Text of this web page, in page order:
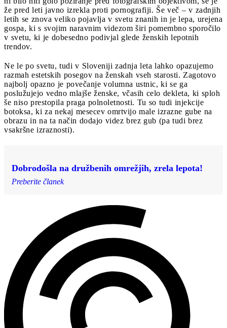
že pred leti javno izrekla proti pornografiji. Še več – v zadnjih
letih se znova veliko pojavlja v svetu znanih in je lepa, urejena
gospa, ki s svojim naravnim videzom širi pomembno sporočilo
v svetu, ki je dobesedno podivjal glede ženskih lepotnih
trendov.
Ne le po svetu, tudi v Sloveniji zadnja leta lahko opazujemo
razmah estetskih posegov na ženskah vseh starosti. Zagotovo
najbolj opazno je povečanje volumna ustnic, ki se ga
poslužujejo vedno mlajše ženske, včasih celo dekleta, ki sploh
še niso prestopila praga polnoletnosti. Tu so tudi injekcije
botoksa, ki za nekaj mesecev omrtvijo male izrazne gube na
obrazu in na ta način dodajo videz brez gub (pa tudi brez
vsakršne izraznosti).
Dobrodošla na družbenih omrežjih, zrela lepota!
Preberite članek